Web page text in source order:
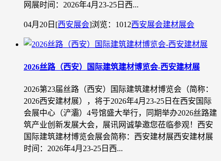
网展时间：2026年4月23-25日西...
04月20日 [西安展会]浏览：1012西安展会建材展会
2026丝路（西安）国际建筑建材博览会-西安建材展
2026第23届丝路（西安）国际建筑建材博览会（简称：
2026西安建材展），将于2026年4月23-25日在西安国际
会展中心（浐灞）4号馆盛大举行，同期举办2026丝路建
筑产业创新发展大会，展讯网诚挚邀您莅临参观！西安
国际建筑建材博览会展会简称：西安建材展西安建材展
时间：2026年4月23-25日西...